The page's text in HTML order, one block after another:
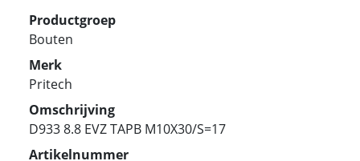
Productgroep
Bouten
Merk
Pritech
Omschrijving
D933 8.8 EVZ TAPB M10X30/S=17
Artikelnummer